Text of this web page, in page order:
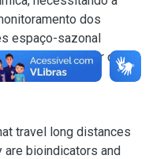
dos
espaço-sazonal
um bom preditor de
travel long distances
are bioindicators and